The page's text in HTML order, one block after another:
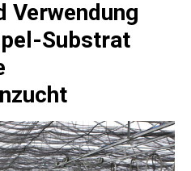
Verwendung
Substrat